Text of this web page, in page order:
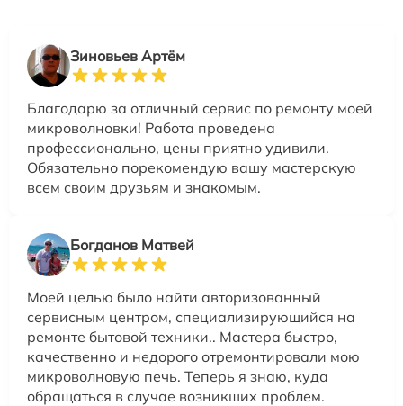
Зиновьев Артём
Благодарю за отличный сервис по ремонту моей
микроволновки! Работа проведена
профессионально, цены приятно удивили.
Обязательно порекомендую вашу мастерскую
всем своим друзьям и знакомым.
Богданов Матвей
Моей целью было найти авторизованный
сервисным центром, специализирующийся на
ремонте бытовой техники.. Мастера быстро,
качественно и недорого отремонтировали мою
микроволновую печь. Теперь я знаю, куда
обращаться в случае возникших проблем.